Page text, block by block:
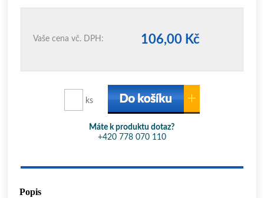
Vaše cena vč. DPH: 106,00 Kč
ks
Máte k produktu dotaz?
+420 778 070 110
Popis